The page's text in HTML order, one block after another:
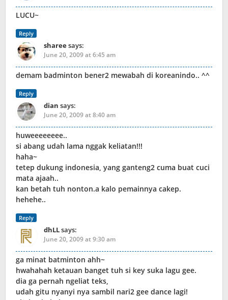
LUCU~
Reply
shareesays:
June 20, 2009 at 6:45 am
demam badminton bener2 mewabah di koreanindo.. ^^
Reply
dian says:
June 20, 2009 at 8:40 am
huweeeeeeee..
si abang udah lama nggak keliatan!!!
haha~
tetep dukung indonesia, yang ganteng2 cuma buat cuci
mata ajaah..
kan betah tuh nonton.a kalo pemainnya cakep.
hehehe..
Reply
dhLLsays:
June 20, 2009 at 9:30 am
ga minat batminton ahh~
hwahahah ketauan banget tuh si key suka lagu gee.
dia ga pernah ngeliat teks,
udah gitu nyanyi nya sambil nari2 gee dance lagi!